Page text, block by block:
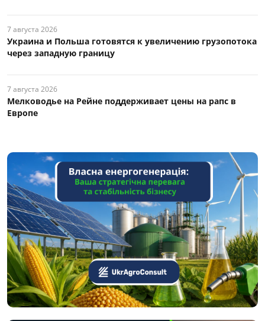
7 августа 2026
Украина и Польша готовятся к увеличению грузопотока
через западную границу
7 августа 2026
Мелководье на Рейне поддерживает цены на рапс в
Европе